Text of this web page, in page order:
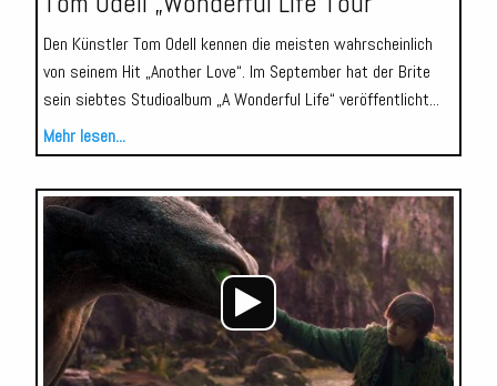
Den Künstler Tom Odell kennen die meisten wahrscheinlich
von seinem Hit „Another Love“. Im September hat der Brite
sein siebtes Studioalbum „A Wonderful Life“ veröffentlicht...
Mehr lesen...